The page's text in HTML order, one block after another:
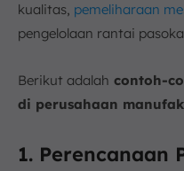
kualitas, pemeliharaan
pengelolaan rantai
Berikut adalah contoh-
di perusahaan
1. Perencanaan